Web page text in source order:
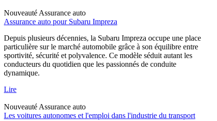
Nouveauté Assurance auto
Assurance auto pour Subaru Impreza
Depuis plusieurs décennies, la Subaru Impreza occupe une place
particulière sur le marché automobile grâce à son équilibre entre
sportivité, sécurité et polyvalence. Ce modèle séduit autant les
conducteurs du quotidien que les passionnés de conduite
dynamique.
Lire
Nouveauté Assurance auto
Les voitures autonomes et l'emploi dans l'industrie du transport